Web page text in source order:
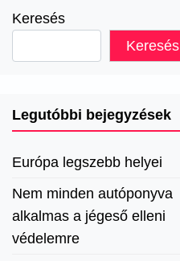
Keresés
Keresés
Legutóbbi bejegyzések
Európa legszebb helyei
Nem minden autóponyva
alkalmas a jégeső elleni
védelemre